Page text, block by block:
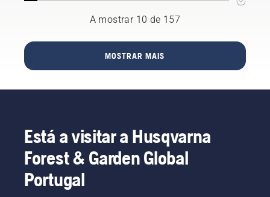
saudável.
Eis
dicas da
Husqvarna
manter a
perfeição.
gasta? É
fazê-lo?
algumas
a um
A mostrar 10 de 157
MOSTRAR MAIS
Está a visitar a Husqvarna
Forest & Garden Global
Portugal